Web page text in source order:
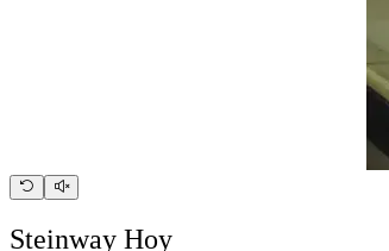
Steinway Hoy